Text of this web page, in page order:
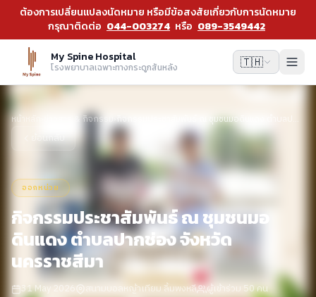
ต้องการเปลี่ยนแปลงนัดหมาย หรือมีข้อสงสัยเกี่ยวกับการนัดหมาย
กรุณาติดต่อ 044-003274 หรือ 089-3549442
My Spine Hospital
โรงพยาบาลเฉพาะทางกระดูกสันหลัง 🇹🇭
หน้าหลัก ข่าวสาร & กิจกรรม›
ย้อนกลับ
ออกหน่วย
กิจกรรมประชาสัมพันธ์ ณ ชุมชนมอ
ดินแดง ตำบลปากช่อง จังหวัด
นครราชสีมา
31 May 2026 สนามบอลหญ้าเทียม ลิ้มพงหลี ผู้เข้าร่วม 50 คน